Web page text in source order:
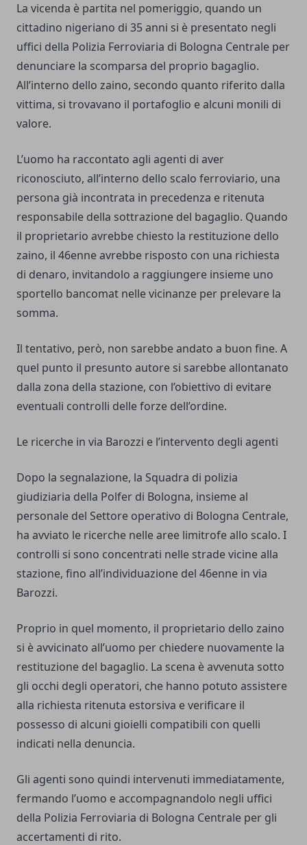
La vicenda è partita nel pomeriggio, quando un
cittadino nigeriano di 35 anni si è presentato negli
uffici della Polizia Ferroviaria di Bologna Centrale per
denunciare la scomparsa del proprio bagaglio.
All’interno dello zaino, secondo quanto riferito dalla
vittima, si trovavano il portafoglio e alcuni monili di
valore.
L’uomo ha raccontato agli agenti di aver
riconosciuto, all’interno dello scalo ferroviario, una
persona già incontrata in precedenza e ritenuta
responsabile della sottrazione del bagaglio. Quando
il proprietario avrebbe chiesto la restituzione dello
zaino, il 46enne avrebbe risposto con una richiesta
di denaro, invitandolo a raggiungere insieme uno
sportello bancomat nelle vicinanze per prelevare la
somma.
Il tentativo, però, non sarebbe andato a buon fine. A
quel punto il presunto autore si sarebbe allontanato
dalla zona della stazione, con l’obiettivo di evitare
eventuali controlli delle forze dell’ordine.
Le ricerche in via Barozzi e l’intervento degli agenti
Dopo la segnalazione, la Squadra di polizia
giudiziaria della Polfer di Bologna, insieme al
personale del Settore operativo di Bologna Centrale,
ha avviato le ricerche nelle aree limitrofe allo scalo. I
controlli si sono concentrati nelle strade vicine alla
stazione, fino all’individuazione del 46enne in via
Barozzi.
Proprio in quel momento, il proprietario dello zaino
si è avvicinato all’uomo per chiedere nuovamente la
restituzione del bagaglio. La scena è avvenuta sotto
gli occhi degli operatori, che hanno potuto assistere
alla richiesta ritenuta estorsiva e verificare il
possesso di alcuni gioielli compatibili con quelli
indicati nella denuncia.
Gli agenti sono quindi intervenuti immediatamente,
fermando l’uomo e accompagnandolo negli uffici
della Polizia Ferroviaria di Bologna Centrale per gli
accertamenti di rito.